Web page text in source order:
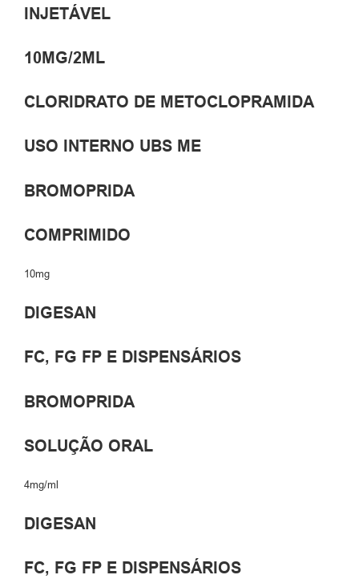
INJETÁVEL
10MG/2ML
CLORIDRATO DE METOCLOPRAMIDA
USO INTERNO UBS ME
BROMOPRIDA
COMPRIMIDO
10mg
DIGESAN
FC, FG FP E DISPENSÁRIOS
BROMOPRIDA
SOLUÇÃO ORAL
4mg/ml
DIGESAN
FC, FG FP E DISPENSÁRIOS